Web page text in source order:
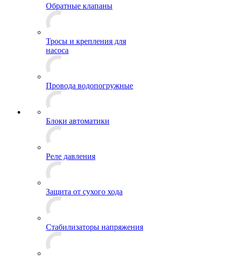
Обратные клапаны
Тросы и крепления для
насоса
Провода водопогружные
Блоки автоматики
Реле давления
Защита от сухого хода
Стабилизаторы напряжения